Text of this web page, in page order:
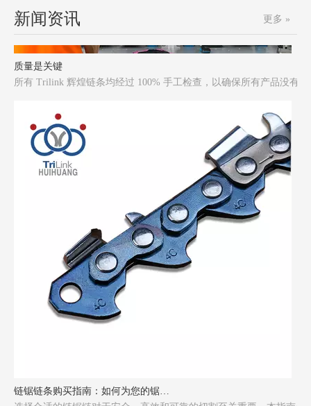
新闻资讯 更多 »
所有 Trilink 辉煌链条均经过 100% 手工检查，以确保所有产品没有
选择合适的链锯链对于安全、高效和可靠的切割至关重要。本指南